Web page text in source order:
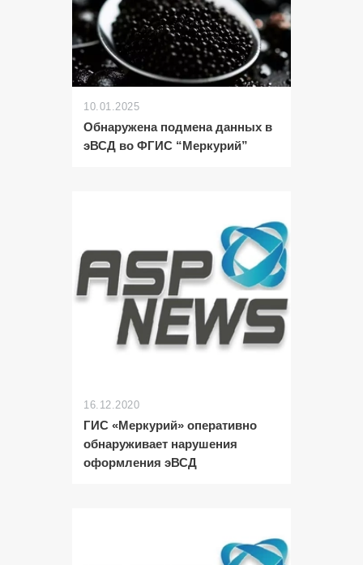
10.01.2025
Обнаружена подмена данных в
эВСД во ФГИС “Меркурий”
16.12.2020
ГИС «Меркурий» оперативно
обнаруживает нарушения
оформления эВСД